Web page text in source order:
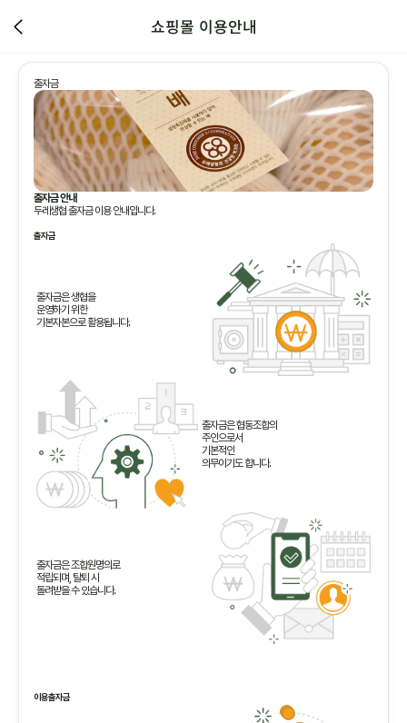
쇼핑몰 이용안내
출자금
출자금 안내
두레생협 출자금 이용 안내입니다.
출자금
출자금은 생협을
운영하기 위한
기본자본으로 활용됩니다.
출자금은 협동조합의
주인으로서
기본적인
의무이기도 합니다.
출자금은 조합원명의로
적립되며, 탈퇴 시
돌려받을 수 있습니다.
이용출자금